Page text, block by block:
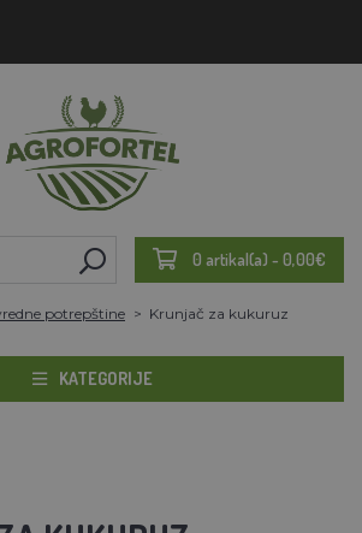
0 artikal(a) - 0,00€
potrepštine Krunjač za kukuruz
KATEGORIJE